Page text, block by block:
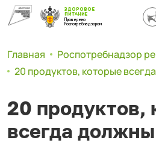
ЗДОРОВОЕ
ПИТАНИЕ
Проверено
Роспотребнадзором
Главная
Роспотребнадзор
20 продуктов, которые
20 продуктов,
всегда